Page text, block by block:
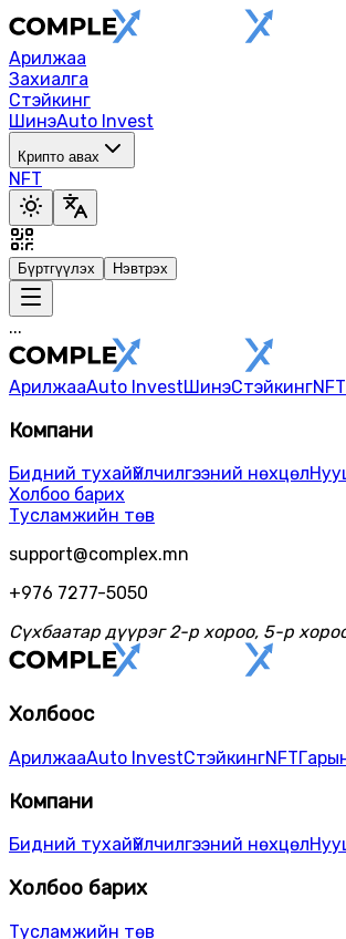
Арилжаа
Захиалга
Стэйкинг
ШинэAuto Invest
Крипто авах
NFT
Бүртгүүлэх Нэвтрэх
...
АрилжааAuto InvestШинэСтэйкингNFT
Компани
Бидний тухайҮйлчилгээний нөхцөл
Холбоо барих
Тусламжийн төв
support@complex.mn
+976 7277-5050
Сүхбаатар дүүрэг 2-р хороо, 5-р
Холбоос
АрилжааAuto InvestСтэйкингNFT
Компани
Бидний тухайҮйлчилгээний нөхцөл
Холбоо барих
Тусламжийн төв